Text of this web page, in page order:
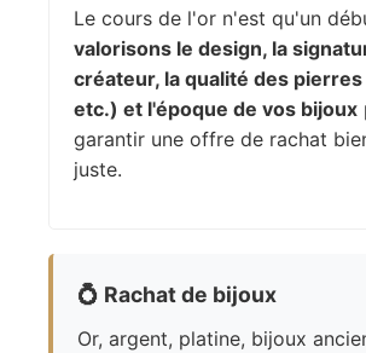
Le cours de l'or n'est qu'un
valorisons le design, la
créateur, la qualité des
etc.) et l'époque de vos bijoux
garantir une offre de rachat
juste.
💍 Rachat de bijoux
Or, argent, platine, bijoux